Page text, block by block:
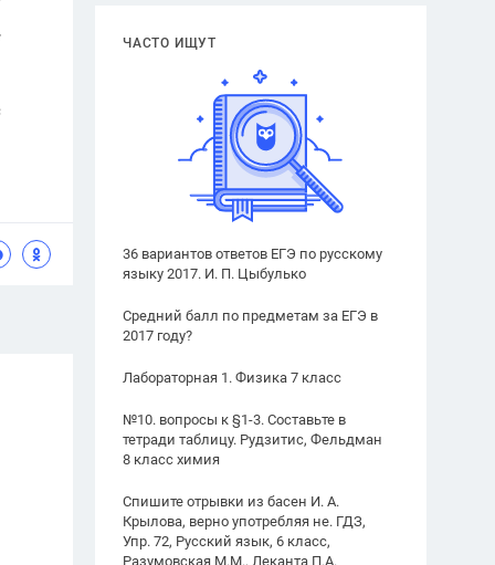
ЧАСТО ИЩУТ
36 вариантов ответов ЕГЭ по русскому
языку 2017. И. П. Цыбулько
Средний балл по предметам за ЕГЭ в
2017 году?
Лабораторная 1. Физика 7 класс
№10. вопросы к §1-3. Составьте в
тетради таблицу. Рудзитис, Фельдман
8 класс химия
Спишите отрывки из басен И. А.
Крылова, верно употребляя не. ГДЗ,
Упр. 72, Русский язык, 6 класс,
Разумовская М.М., Леканта П.А.